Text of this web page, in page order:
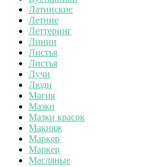
Латинские
Летние
Леттеринг
Линии
Листья
Листья
Лучи
Люди
Магия
Мазки
Мазки красок
Макияж
Маркер
Маркер
Масляные